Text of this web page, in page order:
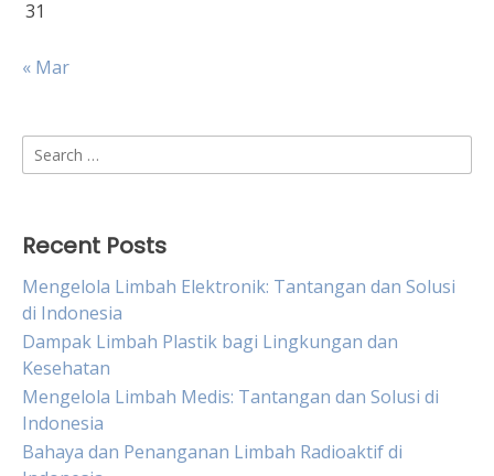
31
« Mar
Search
for:
Recent Posts
Mengelola Limbah Elektronik: Tantangan dan Solusi
di Indonesia
Dampak Limbah Plastik bagi Lingkungan dan
Kesehatan
Mengelola Limbah Medis: Tantangan dan Solusi di
Indonesia
Bahaya dan Penanganan Limbah Radioaktif di